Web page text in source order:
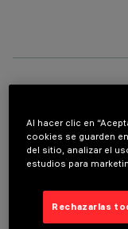
Al hacer clic en
cookies se guarden
del sitio, analizar el
estudios para
Rechazarlas